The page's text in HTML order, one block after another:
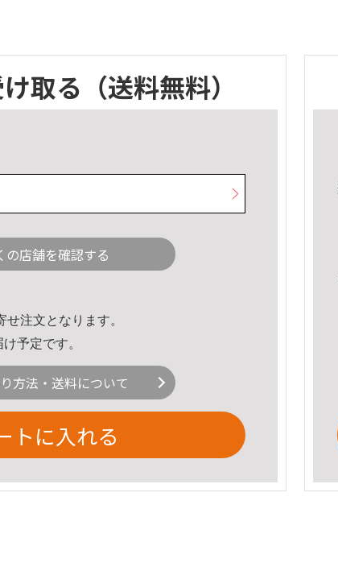
取る （送料無料）
の店舗を確認する
注文となります。
予定です。
方法・送料について
トに入れる